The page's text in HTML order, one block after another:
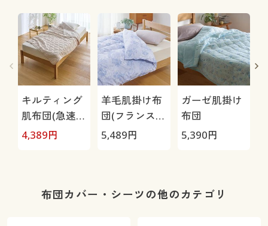
キルティング
肌布団(急速乾
シリーズ)
4,389円
羊毛肌掛け布
団(フランス産
プレミアムウ
5,489円
ガーゼ肌掛け
布団
5,390円
布団カバー・シーツの他のカテゴリ